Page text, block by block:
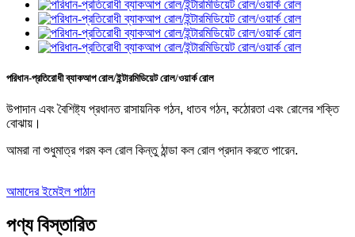
পরিধান-প্রতিরোধী ব্যাকআপ রোল/ইন্টারমিডিয়েট রোল/ওয়ার্ক রোল
উপাদান এবং বৈশিষ্ট্য প্রধানত রাসায়নিক গঠন, ধাতব গঠন, কঠোরতা এবং রোলের শক্তি
বোঝায়।
আমরা না শুধুমাত্র গরম কল রোল কিন্তু ঠান্ডা কল রোল প্রদান করতে পারেন.
আমাদের ইমেইল পাঠান
পণ্য বিস্তারিত